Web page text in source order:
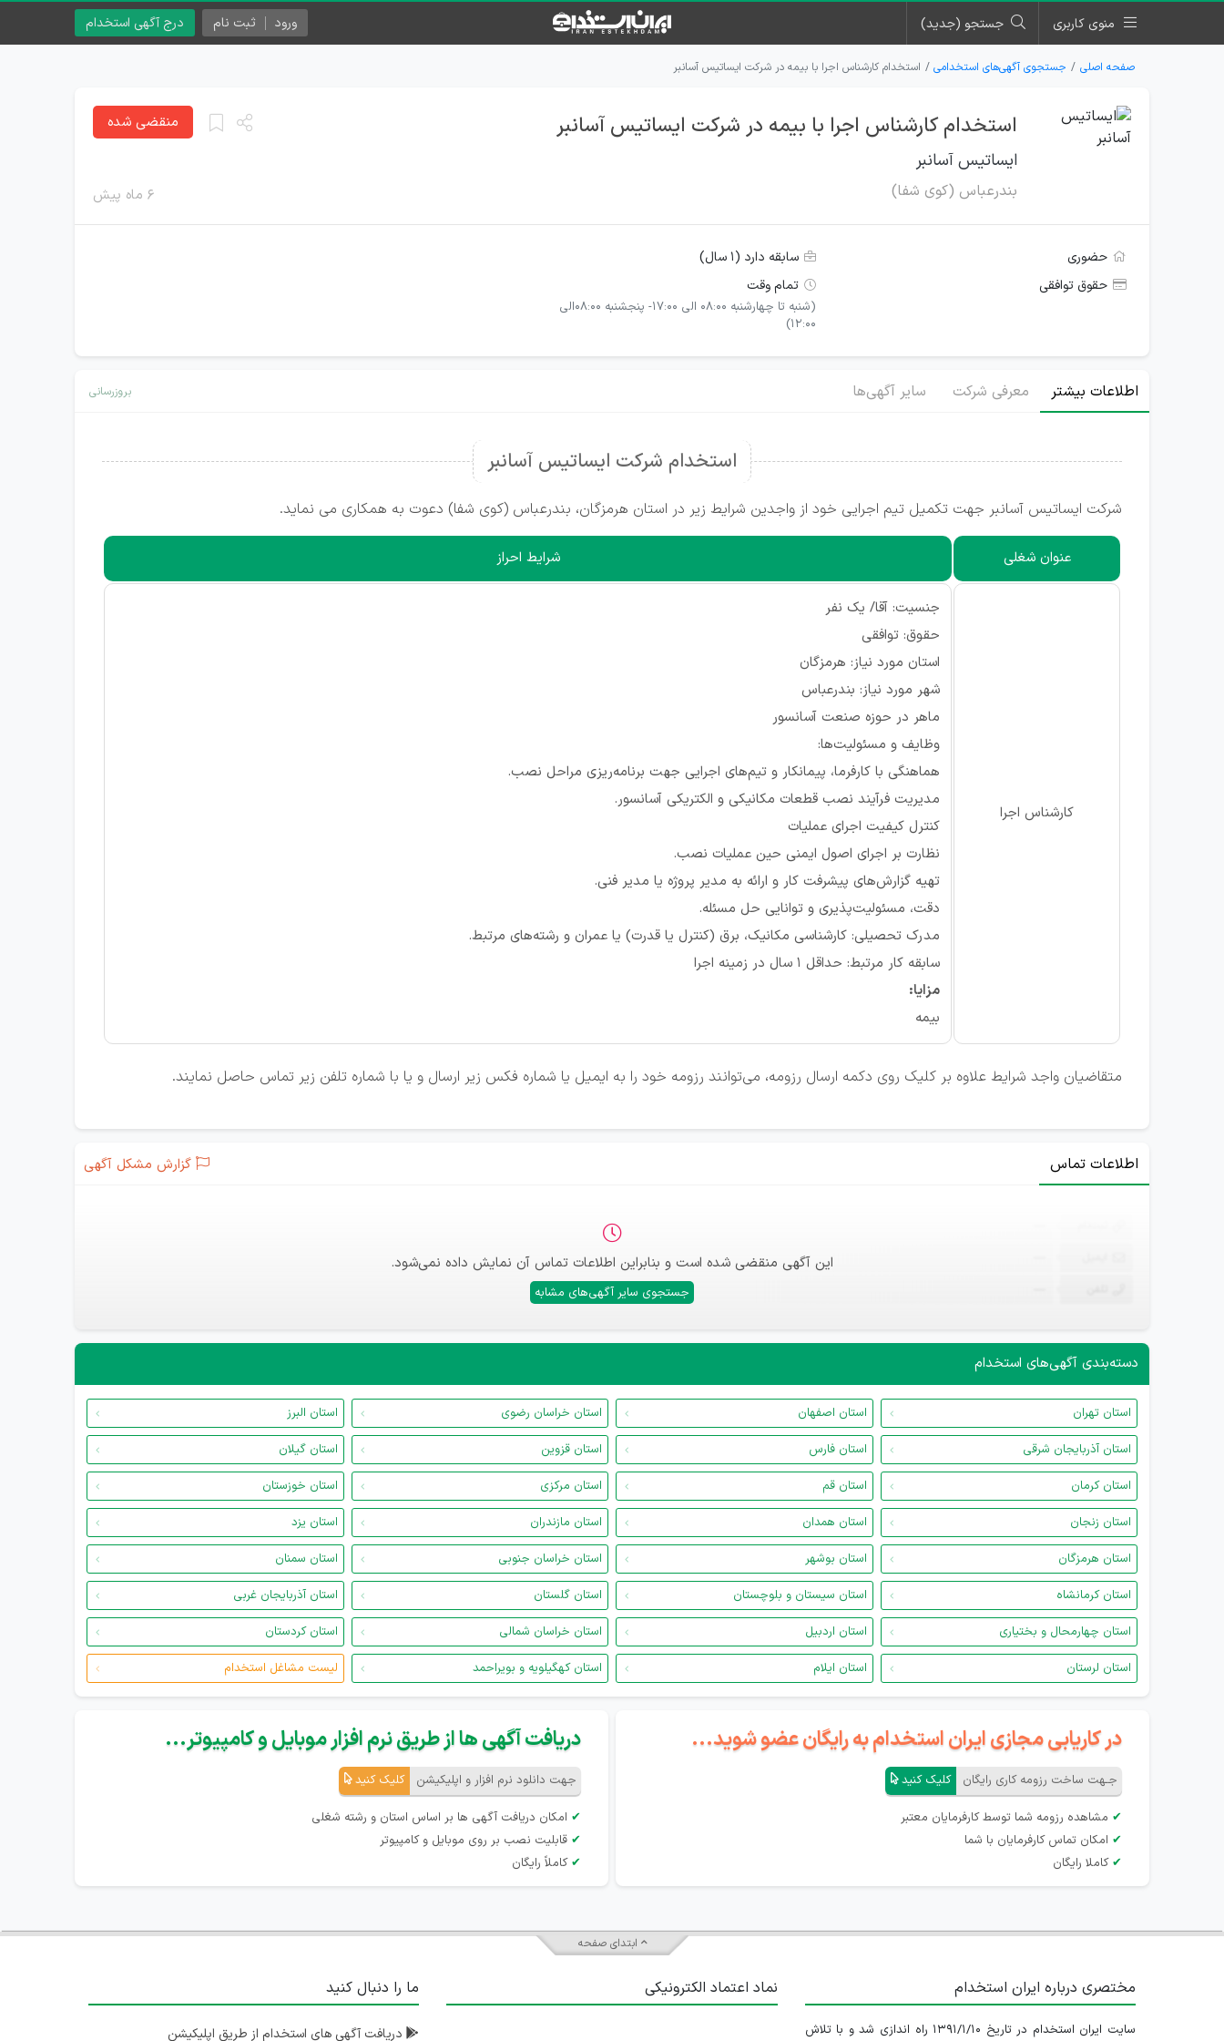
منوی کاربری جستجو (جدید) درج آگهی استخدام ورود ثبت نام
صفحه اصلی جستجوی آگهی‌های استخدامی استخدام کارشناس اجرا با بیمه در شرکت ایساتیس آسانبر
استخدام کارشناس اجرا با بیمه در شرکت ایساتیس آسانبر
ایساتیس آسانبر
بندرعباس (کوی شفا) ۶ ماه پیش
منقضی شده
حضوری
سابقه دارد (۱ سال)
حقوق توافقی
تمام وقت
(شنبه تا چهارشنبه 08:00 الی 17:00- پنجشنبه 08:00الی
12:00)
اطلاعات بیشتر معرفی شرکت سایر آگهی‌ها بروزرسانی
استخدام شرکت ایساتیس آسانبر
شرکت ایساتیس آسانبر جهت تکمیل تیم اجرایی خود از واجدین شرایط زیر در استان هرمزگان، بندرعباس (کوی شفا) دعوت به همکاری می نماید.
عنوان شغلی شرایط احراز
کارشناس اجرا
جنسیت: آقا/ یک نفر
حقوق: توافقی
استان مورد نیاز: هرمزگان
شهر مورد نیاز: بندرعباس
ماهر در حوزه صنعت آسانسور
وظایف و مسئولیت‌ها:
هماهنگی با کارفرما، پیمانکار و تیم‌های اجرایی جهت برنامه‌ریزی مراحل نصب.
مدیریت فرآیند نصب قطعات مکانیکی و الکتریکی آسانسور.
کنترل کیفیت اجرای عملیات
نظارت بر اجرای اصول ایمنی حین عملیات نصب.
تهیه گزارش‌های پیشرفت کار و ارائه به مدیر پروژه یا مدیر فنی.
دقت، مسئولیت‌پذیری و توانایی حل مسئله.
مدرک تحصیلی: کارشناسی مکانیک، برق (کنترل یا قدرت) یا عمران و رشته‌های مرتبط.
سابقه کار مرتبط: حداقل 1 سال در زمینه اجرا
مزایا:
بیمه
متقاضیان واجد شرایط علاوه بر کلیک روی دکمه ارسال رزومه، می‌توانند رزومه خود را به ایمیل یا شماره فکس زیر ارسال و یا با شماره تلفن زیر تماس حاصل نمایند.
اطلاعات تماس گزارش مشکل آگهی
این آگهی منقضی شده است و بنابراین اطلاعات تماس آن نمایش داده نمی‌شود.
جستجوی سایر آگهی‌های مشابه
دسته‌بندی آگهی‌های استخدام
استان تهران استان اصفهان استان خراسان رضوی
استان البرز
استان آذربایجان شرقی
استان فارس استان قزوین
استان گیلان
استان کرمان
استان قم استان مرکزی
استان خوزستان
استان زنجان
استان همدان استان مازندران
استان یزد
استان هرمزگان
استان بوشهر استان خراسان جنوبی
استان سمنان
استان کرمانشاه
استان سیستان و بلوچستان استان گلستان
استان آذربایجان غربی
استان چهارمحال و بختیاری
استان اردبیل استان خراسان شمالی
استان کردستان
استان لرستان
استان ایلام استان کهگیلویه و بویراحمد لیست مشاغل استخدام
در کاریابی مجازی ایران استخدام به رایگان عضو شوید...
جـهت ساخت رزومه کاری رایگان کلیک کنید
✔ مشاهده رزومه شما توسط کارفرمایان معتبر
✔ امکان تماس کارفرمایان با شما
✔ کاملا رایگان
دریافت آگهی ها از طریق نرم افزار موبایل و کامپیوتر...
جهت دانلود نرم افزار و اپلیکیشن کلیک کنید
✔ امکان دریافت آگهی ها بر اساس استان و رشته شغلی
✔ قابلیت نصب بر روی موبایل و کامپیوتر
✔ کاملاً رایگان
ابتدای صفحه
مختصری درباره ایران استخدام
سایت ایران استخدام در تاریخ ۱۳۹۱/۱/۱۰ راه اندازی شد و با تلاش
نماد اعتماد الکترونیکی ما را دنبال کنید
دریافت آگهی های استخدام از طریق اپلیکیشن